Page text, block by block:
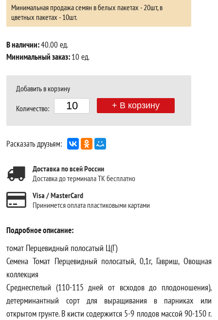
Минимальная продажа семян в белых пакетах - 20шт, в
цветных пакетах - 10шт.
В наличии:40.00 ед.
Минимальный заказ:10 ед.
Добавить в корзину
Количество: + В корзину
Расказать друзьям:
Доставка по всей России
Доставка до терминала ТК бесплатно
Visa / MasterCard
Принимется оплата пластиковыми картами
Подробное описание:
томат Перцевидный полосатый Ц(Г)
Семена Томат Перцевидный полосатый, 0,1г, Гавриш, Овощная
коллекция
Среднеспелый (110-115 дней от всходов до плодоношения),
детерминантный сорт для выращивания в парниках или
открытом грунте. В кисти содержится 5-9 плодов массой 90-150 г.